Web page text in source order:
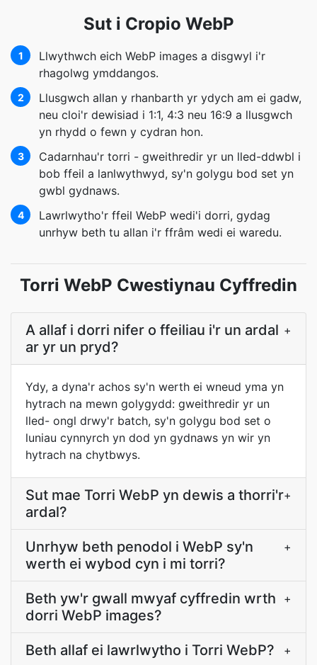
Sut i Cropio WebP
1
Llwythwch eich WebP images a disgwyl i'r
rhagolwg ymddangos.
2
Llusgwch allan y rhanbarth yr ydych am ei gadw,
neu cloi'r dewisiad i 1:1, 4:3 neu 16:9 a llusgwch
yn rhydd o fewn y cydran hon.
3
Cadarnhau'r torri - gweithredir yr un lled-ddwbl i
bob ffeil a lanlwythwyd, sy'n golygu bod set yn
gwbl gydnaws.
4
Lawrlwytho'r ffeil WebP wedi'i dorri, gydag
unrhyw beth tu allan i'r ffrâm wedi ei waredu.
Torri WebP Cwestiynau Cyffredin
A allaf i dorri nifer o ffeiliau i'r un ardal
ar yr un pryd?
+
Ydy, a dyna'r achos sy'n werth ei wneud yma yn
hytrach na mewn golygydd: gweithredir yr un
lled- ongl drwy'r batch, sy'n golygu bod set o
luniau cynnyrch yn dod yn gydnaws yn wir yn
hytrach na chytbwys.
Sut mae Torri WebP yn dewis a thorri'r
ardal?
+
Unrhyw beth penodol i WebP sy'n
werth ei wybod cyn i mi torri?
+
Beth yw'r gwall mwyaf cyffredin wrth
dorri WebP images?
+
Beth allaf ei lawrlwytho i Torri WebP? +